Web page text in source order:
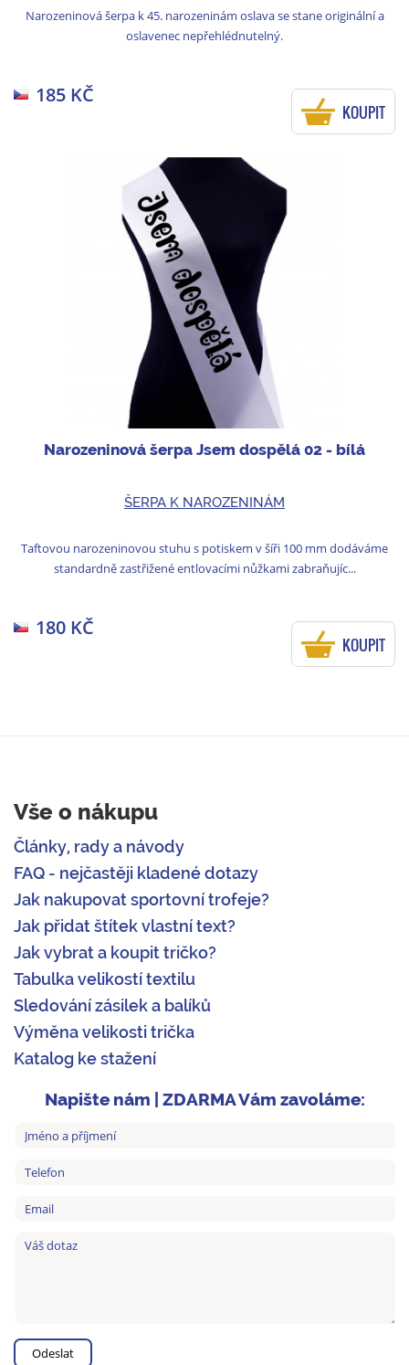
Narozeninová šerpa k 45. narozeninám oslava se stane originální a
oslavenec nepřehlédnutelný.
185 KČ
KOUPIT
Narozeninová šerpa Jsem dospělá 02 - bílá
ŠERPA K NAROZENINÁM
Taftovou narozeninovou stuhu s potiskem v šíři 100 mm dodáváme
standardně zastřižené entlovacími nůžkami zabraňujíc...
180 KČ
KOUPIT
Vše o nákupu
Články, rady a návody
FAQ - nejčastěji kladené dotazy
Jak nakupovat sportovní trofeje?
Jak přidat štítek vlastní text?
Jak vybrat a koupit tričko?
Tabulka velikostí textilu
Sledování zásilek a balíků
Výměna velikosti trička
Katalog ke stažení
Napište nám | ZDARMA Vám zavoláme: